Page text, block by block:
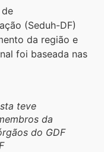
(Seduh-DF)
da região e
foi baseada nas
teve
da
do GDF